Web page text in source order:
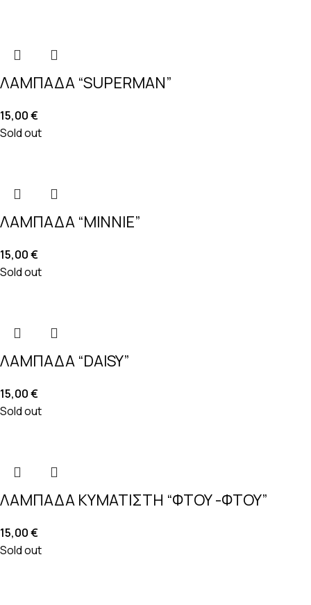
ΛΑΜΠΑΔΑ “SUPERMAN”
15,00€
Sold out
ΛΑΜΠΑΔΑ “MINNIE”
15,00€
Sold out
ΛΑΜΠΑΔΑ “DAISY”
15,00€
Sold out
ΛΑΜΠΑΔΑ ΚΥΜΑΤΙΣΤΗ “ΦΤΟΥ -ΦΤΟΥ”
15,00€
Sold out